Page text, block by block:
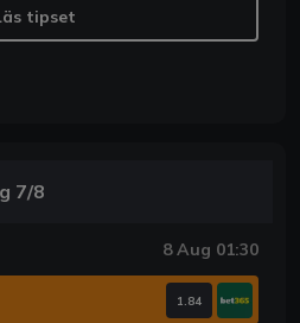
tipset
7/8
8 Aug 01:30
1.84